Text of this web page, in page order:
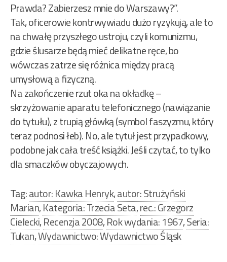
Prawda? Zabierzesz mnie do Warszawy?”.
Tak, oficerowie kontrwywiadu dużo ryzykują, ale to
na chwałę przyszłego ustroju, czyli komunizmu,
gdzie ślusarze będą mieć delikatne ręce, bo
wówczas zatrze się różnica między pracą
umysłową a fizyczną.
Na zakończenie rzut oka na okładkę –
skrzyżowanie aparatu telefonicznego (nawiązanie
do tytułu), z trupią główką (symbol faszyzmu, który
teraz podnosi łeb). No, ale tytuł jest przypadkowy,
podobne jak cała treść książki. Jeśli czytać, to tylko
dla smaczków obyczajowych.
Tag:autor: Kawka Henryk,autor: Strużyński
Marian,Kategoria: Trzecia Seta,rec.: Grzegorz
Cielecki,Recenzja 2008,Rok wydania: 1967,Seria:
Tukan,Wydawnictwo: Wydawnictwo Śląsk